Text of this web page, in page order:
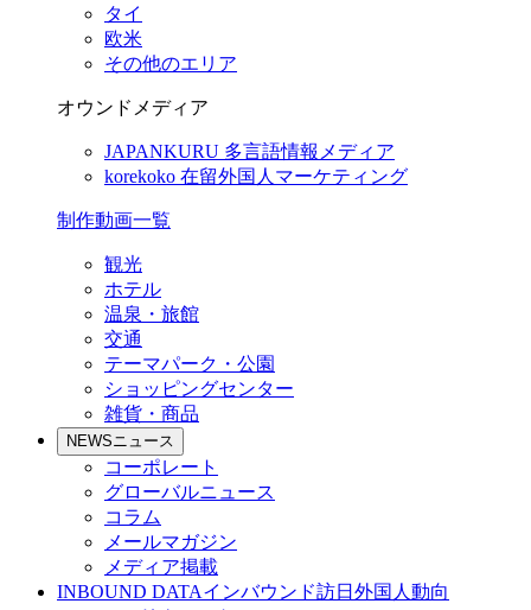
タイ
欧米
その他のエリア
オウンドメディア
JAPANKURU 多言語情報メディア
korekoko 在留外国人マーケティング
制作動画一覧
観光
ホテル
温泉・旅館
交通
テーマパーク・公園
ショッピングセンター
雑貨・商品
NEWSニュース
コーポレート
グローバルニュース
コラム
メールマガジン
メディア掲載
INBOUND DATAインバウンド訪日外国人動向